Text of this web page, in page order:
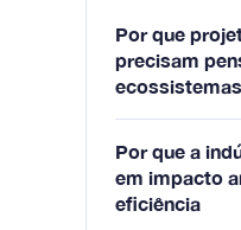
Por que
precisam
ecossistemas
Por que a
em impacto
eficiência